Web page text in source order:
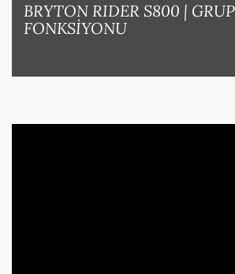
BRYTON RIDER S800 |
FONKSİYONU